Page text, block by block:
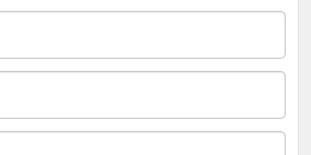
Zolo 20000mAh 30W
C to L A1681 - Sạc ở tốc